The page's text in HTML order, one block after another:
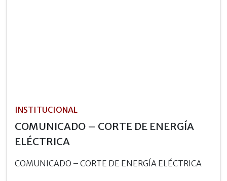
INSTITUCIONAL
COMUNICADO – CORTE DE ENERGÍA
ELÉCTRICA
COMUNICADO – CORTE DE ENERGÍA ELÉCTRICA